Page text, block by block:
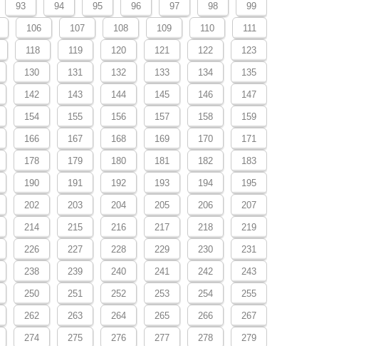
93 94 95 96 97 98 99
106 107 108 109 110 111
118 119 120 121 122 123
130 131 132 133 134 135
142 143 144 145 146 147
154 155 156 157 158 159
166 167 168 169 170 171
178 179 180 181 182 183
190 191 192 193 194 195
202 203 204 205 206 207
214 215 216 217 218 219
226 227 228 229 230 231
238 239 240 241 242 243
250 251 252 253 254 255
262 263 264 265 266 267
274 275 276 277 278 279